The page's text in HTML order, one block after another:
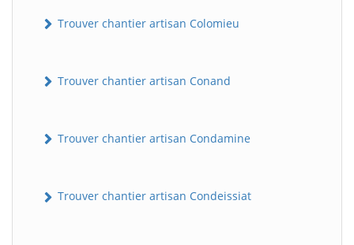
Trouver chantier artisan Colomieu
Trouver chantier artisan Conand
Trouver chantier artisan Condamine
Trouver chantier artisan Condeissiat